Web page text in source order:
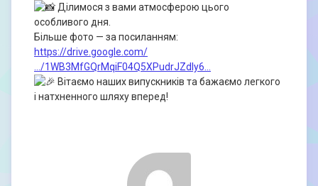
Ділимося з вами атмосферою цього
особливого дня.
Більше фото — за посиланням:
https://drive.google.com/
…/1WB3MfGQrMqiF04Q5XPudrJZdIy6…
Вітаємо наших випускників та бажаємо легкого
і натхненного шляху вперед!